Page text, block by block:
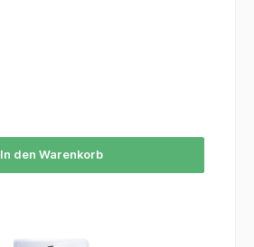
In den Warenkorb